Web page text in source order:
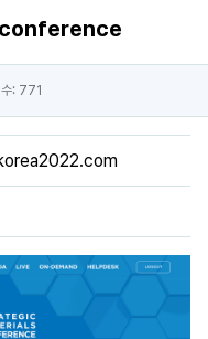
conference
수: 771